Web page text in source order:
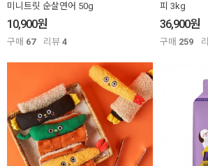
미니트릿 순살연어 50g
10,900원
구매 67 리뷰 4
피 3kg
36,900원
구매 259